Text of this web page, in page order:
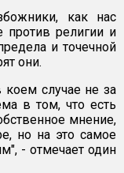
как нас
против религии и
и точечной
они.
случае не за
в том, что есть
мнение,
но на это самое
- отмечает один